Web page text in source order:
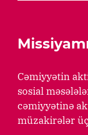
Cəmiyyətin
sosial
cəmiyyətinə
müzakirələr